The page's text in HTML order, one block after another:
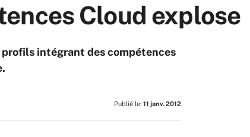
Cloud explose
intégrant des compétences
Publié le: 11 janv. 2012